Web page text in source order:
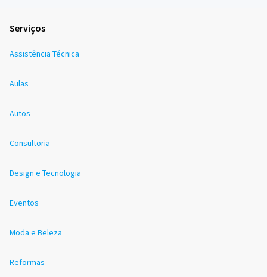
Serviços
Assistência Técnica
Aulas
Autos
Consultoria
Design e Tecnologia
Eventos
Moda e Beleza
Reformas